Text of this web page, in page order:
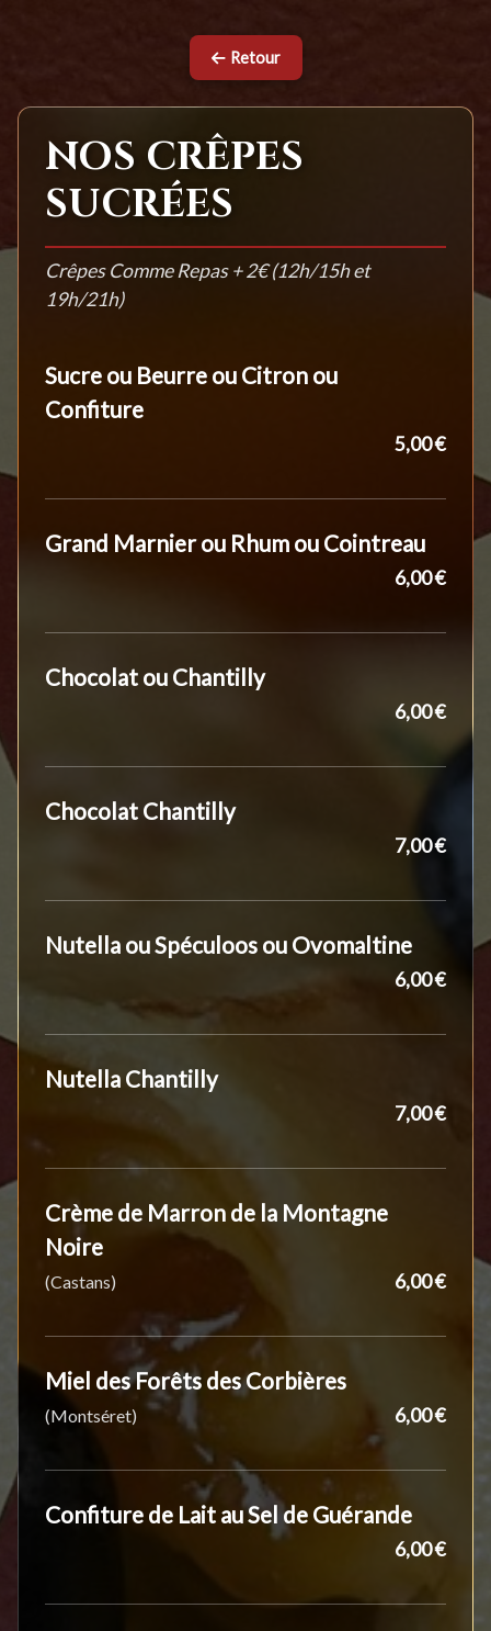
Retour
NOS CRÊPES
SUCRÉES
Crêpes Comme Repas + 2€ (12h/15h et
19h/21h)
Sucre ou Beurre ou Citron ou
Confiture
5,00 €
Grand Marnier ou Rhum ou Cointreau
6,00 €
Chocolat ou Chantilly
6,00 €
Chocolat Chantilly
7,00 €
Nutella ou Spéculoos ou Ovomaltine
6,00 €
Nutella Chantilly
7,00 €
Crème de Marron de la Montagne
Noire
(Castans) 6,00 €
Miel des Forêts des Corbières
(Montséret) 6,00 €
Confiture de Lait au Sel de Guérande
6,00 €